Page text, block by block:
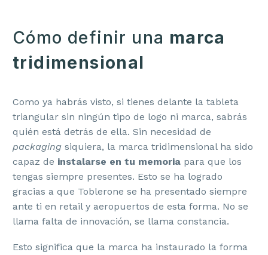
Cómo definir una marca
tridimensional
Como ya habrás visto, si tienes delante la tableta
triangular sin ningún tipo de logo ni marca, sabrás
quién está detrás de ella. Sin necesidad de
packaging siquiera, la marca tridimensional ha sido
capaz de instalarse en tu memoria para que los
tengas siempre presentes. Esto se ha logrado
gracias a que Toblerone se ha presentado siempre
ante ti en retail y aeropuertos de esta forma. No se
llama falta de innovación, se llama constancia.
Esto significa que la marca ha instaurado la forma